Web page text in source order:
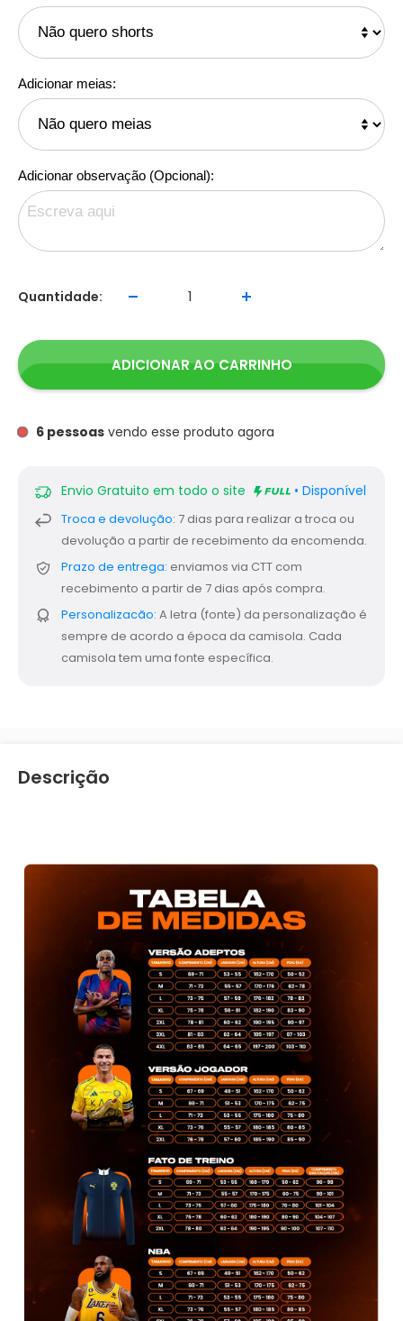
Adicionar meias:
Adicionar observação (Opcional):
Quantidade:
ADICIONAR AO CARRINHO
6 pessoas vendo esse produto agora
Envio Gratuito em todo o site • Disponível
Troca e devolução: 7 dias para realizar a troca ou
devolução a partir de recebimento da encomenda.
Prazo de entrega: enviamos via CTT com
recebimento a partir de 7 dias após compra.
Personalizacão: A letra (fonte) da personalização é
sempre de acordo a época da camisola. Cada
camisola tem uma fonte específica.
Descrição